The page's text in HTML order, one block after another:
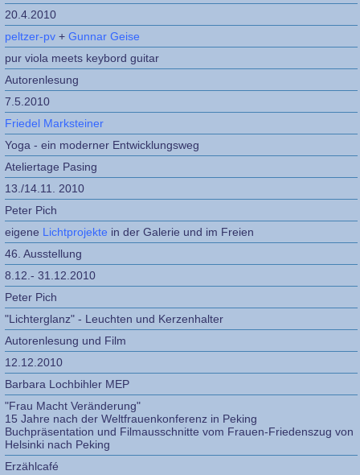
20.4.2010
peltzer-pv+ Gunnar Geise
pur viola meets keybord guitar
Autorenlesung
7.5.2010
Friedel Marksteiner
Yoga - ein moderner Entwicklungsweg
Ateliertage Pasing
13./14.11. 2010
Peter Pich
eigene Lichtprojekte in der Galerie und im Freien
46. Ausstellung
8.12.- 31.12.2010
Peter Pich
"Lichterglanz" - Leuchten und Kerzenhalter
Autorenlesung und Film
12.12.2010
Barbara Lochbihler MEP
"Frau Macht Veränderung"
15 Jahre nach der Weltfrauenkonferenz in Peking
Buchpräsentation und Filmausschnitte vom Frauen-Friedenszug von
Helsinki nach Peking
Erzählcafé